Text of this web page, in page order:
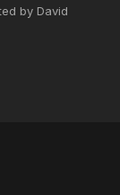
by David